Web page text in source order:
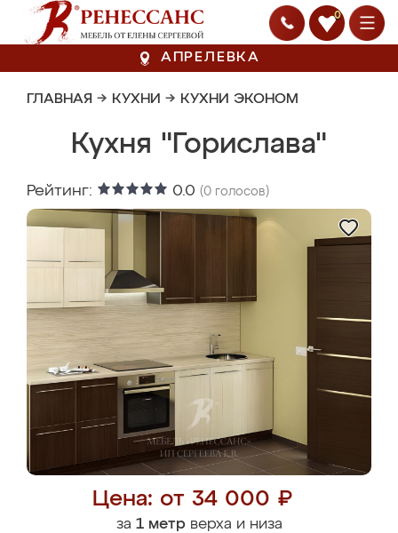
0
АПРЕЛЕВКА
ГЛАВНАЯ → КУХНИ → КУХНИ ЭКОНОМ
Кухня "Горислава"
Рейтинг: 0.0 (0 голосов)
Цена: от 34 000 ₽
за 1 метрверха и низа